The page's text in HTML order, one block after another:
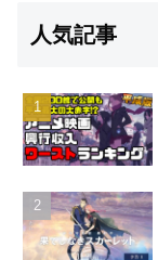
人気記事